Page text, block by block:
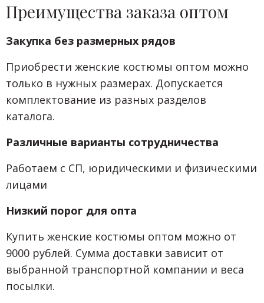
Преимущества заказа оптом
Закупка без размерных рядов
Приобрести женские костюмы оптом можно
только в нужных размерах. Допускается
комплектование из разных разделов
каталога.
Различные варианты сотрудничества
Работаем с СП, юридическими и физическими
лицами
Низкий порог для опта
Купить женские костюмы оптом можно от
9000 рублей. Сумма доставки зависит от
выбранной транспортной компании и веса
посылки.